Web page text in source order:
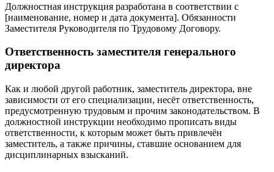
Должностная инструкция разработана в соответствии с
[наименование, номер и дата документа]. Обязанности
Заместителя Руководителя по Трудовому Договору.
Ответственность заместителя генерального
директора
Как и любой другой работник, заместитель директора, вне
зависимости от его специализации, несёт ответственность,
предусмотренную трудовым и прочим законодательством. В
должностной инструкции необходимо прописать виды
ответственности, к которым может быть привлечён
заместитель, а также причины, ставшие основанием для
дисциплинарных взысканий.